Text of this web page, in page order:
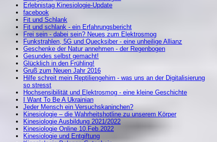
Erlebnistag Kinesiologie-Update
facebook
Fit und Schlank
Fit und schlank - ein Erfahrungsbericht
Frei sein - dabei sein? Neues zum Elektrosmog
Funkstrahlen, 5G und Quecksiber - eine unheilige Allianz
Geschenke der Natur annehmen - der Regenbogen
Gesundes selbst gemacht!
Glücklich in den Frühling!
Gruß zum Neuen Jahr 2016
Hilfe schreit mein Reptiliengehirn - was uns an der Digitalisierung
so stresst
Hochsensibilität und Elektrosmog - eine kleine Geschichte
I Want To Be A Ukrainian
Jeder Mensch ein Versuchskaninchen?
Kinesiologie – die Wahrheitshotline zu unserem Körper
Kinesiologie Ausbildung 2021/2022
Kinesiologie Online 10.Feb.2022
Kinesiologie und Entgiftung